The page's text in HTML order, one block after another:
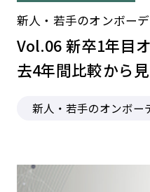
新人・若手のオンボー
Vol.06 新卒1年目
去4年間比較から
新人・若手のオンボー